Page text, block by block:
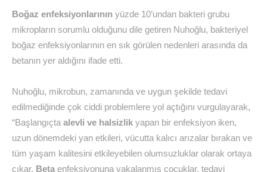
Boğaz enfeksiyonlarının yüzde 10’undan bakteri grubu
mikropların sorumlu olduğunu dile getiren Nuhoğlu, bakteriyel
boğaz enfeksiyonlarının en sık görülen nedenleri arasında da
betanın yer aldığını ifade etti.
Nuhoğlu, mikrobun, zamanında ve uygun şekilde tedavi
edilmediğinde çok ciddi problemlere yol açtığını vurgulayarak,
“Başlangıçta alevli ve halsizlik yapan bir enfeksiyon iken,
uzun dönemdeki yan etkileri, vücutta kalıcı arızalar bırakan ve
tüm yaşam kalitesini etkileyebilen olumsuzluklar olarak ortaya
çıkar. Beta enfeksiyonuna yakalanmış çocuklar, tedavi